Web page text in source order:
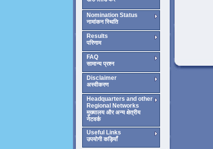
Nomination Status
नामांकन स्थिति
Results
परिणाम
FAQ
सामान्य प्रश्न
Disclaimer
अस्वीकरण
Headquarters and other
Regional Networks
मुख्यालय और अन्य क्षेत्रीय
नेटवर्क
Useful Links
उपयोगी कड़ियाँ